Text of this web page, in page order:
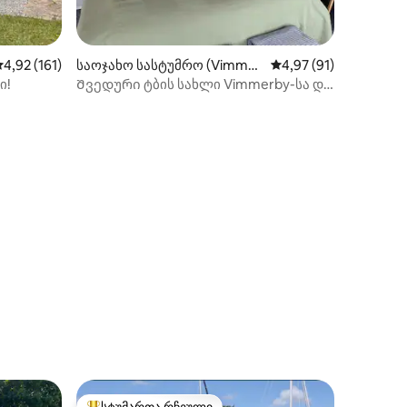
შეფასებაა 5‑დან 4,92, 161 მიმოხილვა
4,92 (161)
საოჯახო სასტუმრო (Vimmer
by)
საშუალო შეფასებაა
4,97 (91)
Შვედური ტბის სახლი Vimmerby-სა და